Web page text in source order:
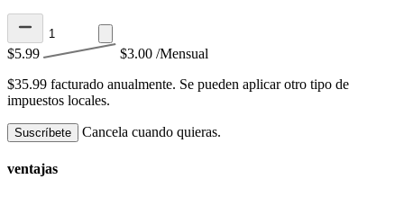
$5.99 $3.00 /Mensual
$35.99 facturado anualmente. Se pueden aplicar otro tipo de
impuestos locales.
Suscríbete Cancela cuando quieras.
ventajas